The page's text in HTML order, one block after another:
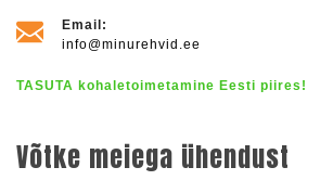
Email:
info@minurehvid.ee
TASUTA kohaletoimetamine Eesti piires!
Võtke meiega ühendust